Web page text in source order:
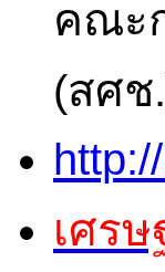
คณะ
(สศช
http://
เศร